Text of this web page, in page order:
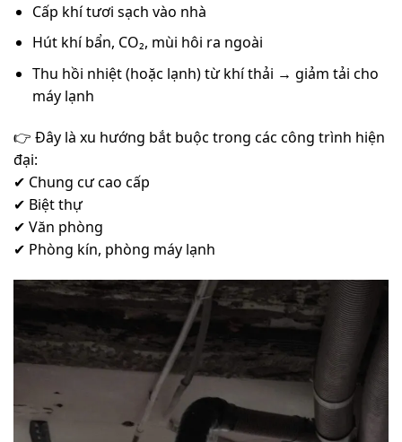
Cấp khí tươi sạch vào nhà
Hút khí bẩn, CO₂, mùi hôi ra ngoài
Thu hồi nhiệt (hoặc lạnh) từ khí thải → giảm tải cho
máy lạnh
👉 Đây là xu hướng bắt buộc trong các công trình hiện
đại:
✔ Chung cư cao cấp
✔ Biệt thự
✔ Văn phòng
✔ Phòng kín, phòng máy lạnh